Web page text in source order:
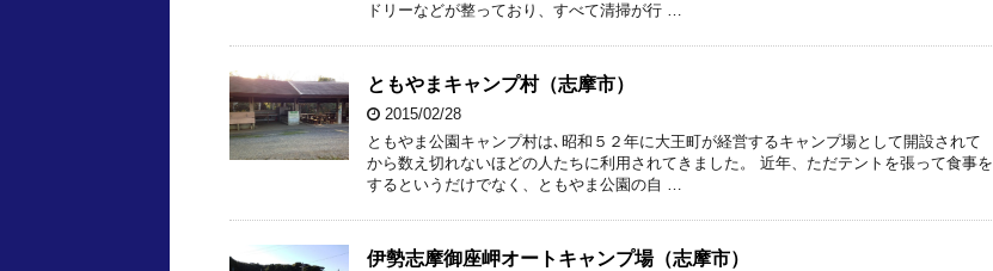
ドリーなどが整っており、すべて清掃が行 …
ともやまキャンプ村（志摩市）
2015/02/28
ともやま公園キャンプ村は､昭和５２年に大王町が経営するキャンプ場として開設されて
から数え切れないほどの人たちに利用されてきました。 近年、ただテントを張って食事を
するというだけでなく、ともやま公園の自 …
伊勢志摩御座岬オートキャンプ場（志摩市）